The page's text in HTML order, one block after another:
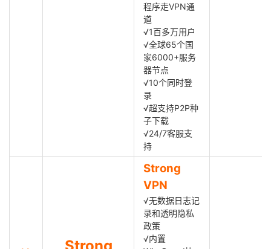
程序走VPN通
道
√1百多万用户
√全球65个国
家6000+服务
器节点
√10个同时登
录
√超支持P2P种
子下载
√24/7客服支
持
Strong
VPN
√无数据日志记
录和透明隐私
政策
√内置